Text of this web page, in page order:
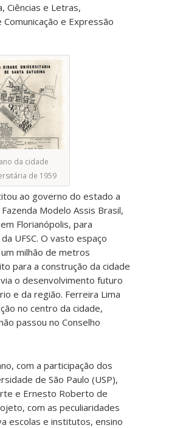
Ciências e Letras,
e Expressão
da cidade
de 1959
ao governo do estado a
Modelo Assis Brasil,
Florianópolis, para
UFSC. O vasto espaço
milhão de metros
para a construção da cidade
o desenvolvimento futuro
e da região. Ferreira Lima
no centro da cidade,
passou no Conselho
com a participação dos
de São Paulo (USP),
e Ernesto Roberto de
com as peculiaridades
escolas e institutos, ensino